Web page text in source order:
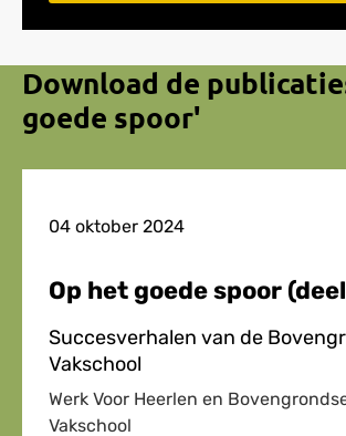
Download de
goede spoor'
04 oktober 2024
Op het goede spoor
Succesverhalen van de
Vakschool
Werk Voor Heerlen en
Vakschool